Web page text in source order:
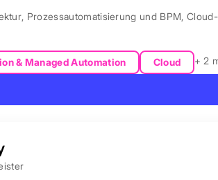
, Prozessautomatisierung und BPM,
& Managed Automation Cloud + 2